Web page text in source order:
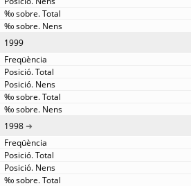
1999
1998